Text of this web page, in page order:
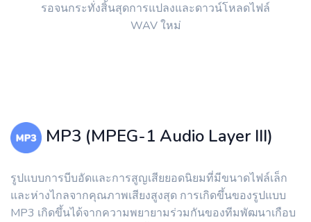
รอจนกระทั่งสิ้นสุดการแปลงและดาวน์โหลดไฟล์
WAV ใหม่
MP3 (MPEG-1 Audio Layer III)
รูปแบบการบีบอัดและการสูญเสียยอดนิยมที่มีขนาดไฟล์เล็ก
และห่างไกลจากคุณภาพเสียงสูงสุด การเกิดขึ้นของรูปแบบ
MP3 เกิดขึ้นได้จากความพยายามร่วมกันของทีมพัฒนาเกือบ